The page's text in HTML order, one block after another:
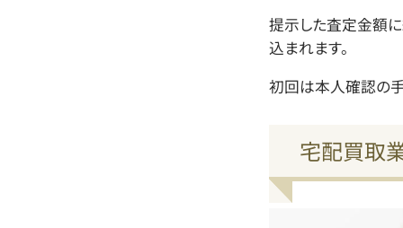
提示した査定金額
込まれます。
初回は本人確認の
宅配買取